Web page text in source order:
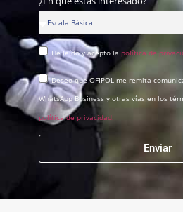
He leído y acepto la política de
Deseo que OFIPOL me remita
WhatsApp Business y otras vías en los
política de privacidad.
Enviar